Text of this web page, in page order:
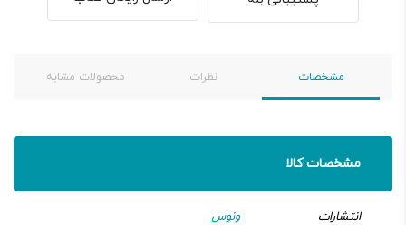
مشخصات نظرات محصولات مشابه
مشخصات کالا
انتشارات ونوس